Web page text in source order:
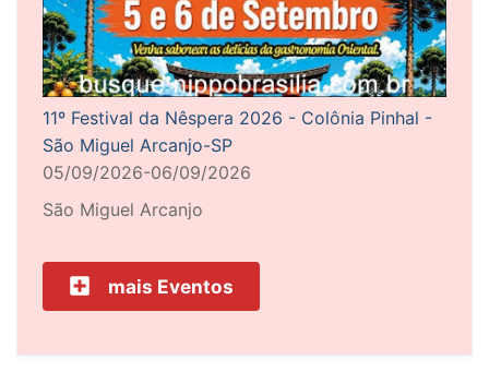
11º Festival da Nêspera 2026 - Colônia Pinhal -
São Miguel Arcanjo-SP
05/09/2026-06/09/2026
São Miguel Arcanjo
mais Eventos